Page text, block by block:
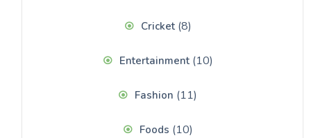
Cricket(8)
Entertainment(10)
Fashion (11)
Foods (10)